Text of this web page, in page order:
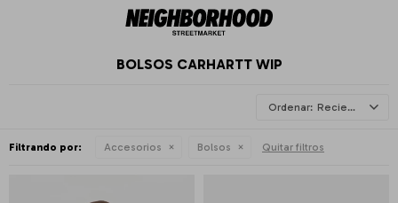
BOLSOS CARHARTT WIP
Recientes
Filtrando por: Accesorios Bolsos Quitar filtros